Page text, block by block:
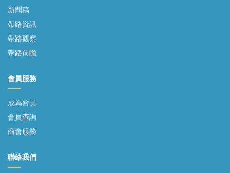
新聞稿
帶路資訊
帶路觀察
帶路前瞻
會員服務
成為會員
會員查詢
商會服務
聯絡我們